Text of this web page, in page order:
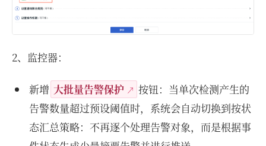
2、监控器：
新增 大批量告警保护
按钮：当单次检测产生的
告警数量超过预设阈值时，系统会自动切换到按状
态汇总策略：不再逐个处理告警对象，而是根据事